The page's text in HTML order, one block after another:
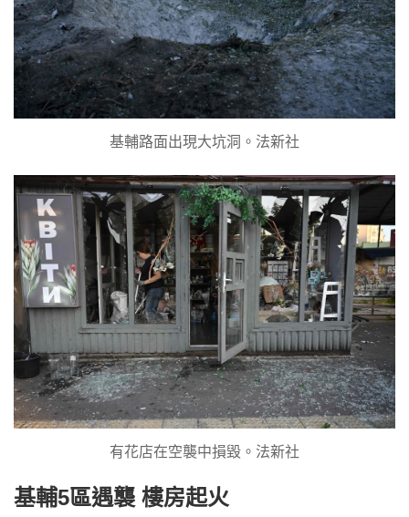
基輔路面出現大坑洞。法新社
有花店在空襲中損毀。法新社
基輔5區遇襲 樓房起火